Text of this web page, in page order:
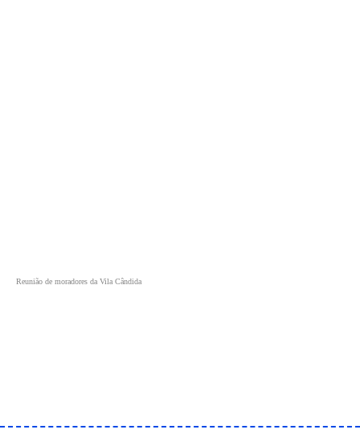
Reunião de moradores da Vila Cândida